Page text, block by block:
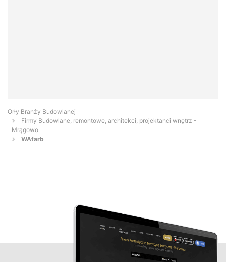
Orły Branży Budowlanej
Firmy Budowlane, remontowe, architekci, projektanci wnętrz -
Mrągowo
WAfarb